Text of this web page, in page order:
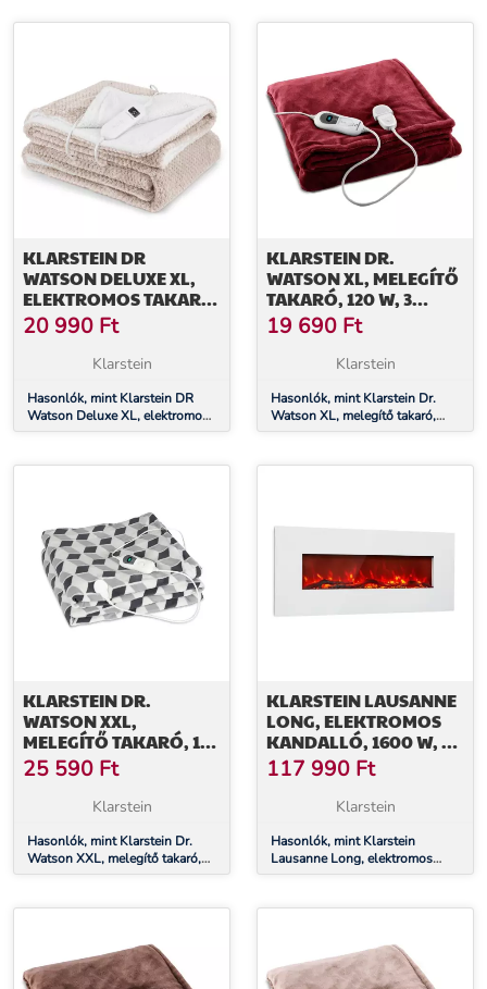
KLARSTEIN DR
WATSON DELUXE XL,
ELEKTROMOS TAKARÓ,
160 W, 9 FŰTÉSI
FOKOZAT, 180 X 130 CM
20 990 Ft
Klarstein
Hasonlók, mint Klarstein DR
Watson Deluxe XL, elektromos
takaró, 160 W, 9 fűtési fokozat,
KLARSTEIN DR.
WATSON XL, MELEGÍTŐ
TAKARÓ, 120 W, 3
FŰTÉSI FOKOZAT,
MOSHATÓ, 180 X 130
CM, VEZÉRLŐPANEL
19 690 Ft
Klarstein
Hasonlók, mint Klarstein Dr.
Watson XL, melegítő takaró,
120 W, 3 fűtési fokozat,
vezérlőpanel
KLARSTEIN DR.
WATSON XXL,
MELEGÍTŐ TAKARÓ, 120
W, 200 X 180 CM,
CORAL FLEECE,
SZÜRKE, NÉGYZETEK
25 590 Ft
Klarstein
Hasonlók, mint Klarstein Dr.
Watson XXL, melegítő takaró,
120 W, 200 x 180 cm, coral
KLARSTEIN LAUSANNE
LONG, ELEKTROMOS
KANDALLÓ, 1600 W, 2
FŰTÉSI FOKOZAT, 128
CM
117 990 Ft
Klarstein
Hasonlók, mint Klarstein
Lausanne Long, elektromos
kandalló, 1600 W, 2 fűtési